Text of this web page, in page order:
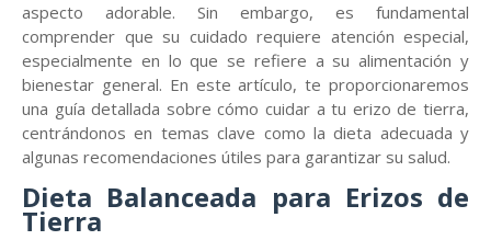
aspecto adorable. Sin embargo, es fundamental
comprender que su cuidado requiere atención especial,
especialmente en lo que se refiere a su alimentación y
bienestar general. En este artículo, te proporcionaremos
una guía detallada sobre cómo cuidar a tu erizo de tierra,
centrándonos en temas clave como la dieta adecuada y
algunas recomendaciones útiles para garantizar su salud.
Dieta Balanceada para Erizos de
Tierra